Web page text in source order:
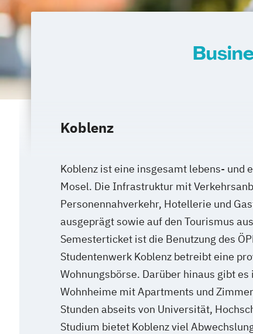
Koblenz
Koblenz ist eine insgesamt lebens- und
Mosel. Die Infrastruktur mit
Personennahverkehr, Hotellerie und
ausgeprägt sowie auf den Tourismus
Semesterticket ist die Benutzung des
Studentenwerk Koblenz betreibt eine
Wohnungsbörse. Darüber hinaus gibt
Wohnheime mit Apartments und
Stunden abseits von Universität,
Studium bietet Koblenz viel